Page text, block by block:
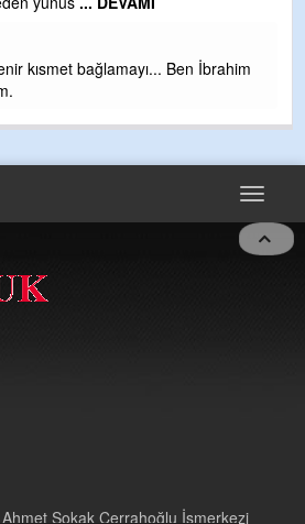
Toggle
Sokak Cerrahoğlu İşmerkezi